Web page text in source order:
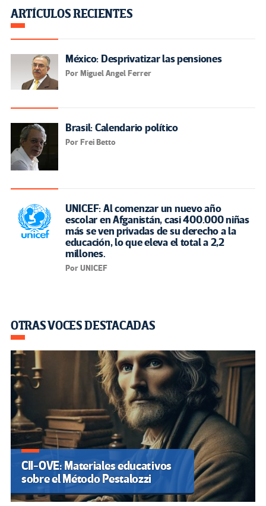
ARTÍCULOS RECIENTES
México: Desprivatizar las pensiones
Por Miguel Angel Ferrer
Brasil: Calendario político
Por Frei Betto
UNICEF: Al comenzar un nuevo año
escolar en Afganistán, casi 400.000 niñas
más se ven privadas de su derecho a la
educación, lo que eleva el total a 2,2
millones.
Por UNICEF
OTRAS VOCES DESTACADAS
CII-OVE: Materiales educativos
sobre el Método Pestalozzi